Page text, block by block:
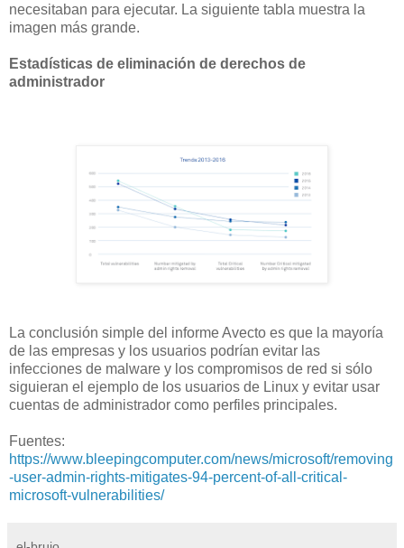
necesitaban para ejecutar. La siguiente tabla muestra la
imagen más grande.
Estadísticas de eliminación de derechos de
administrador
La conclusión simple del informe Avecto es que la mayoría
de las empresas y los usuarios podrían evitar las
infecciones de malware y los compromisos de red si sólo
siguieran el ejemplo de los usuarios de Linux y evitar usar
cuentas de administrador como perfiles principales.
Fuentes:
https://www.bleepingcomputer.com/news/microsoft/removing
-user-admin-rights-mitigates-94-percent-of-all-critical-
microsoft-vulnerabilities/